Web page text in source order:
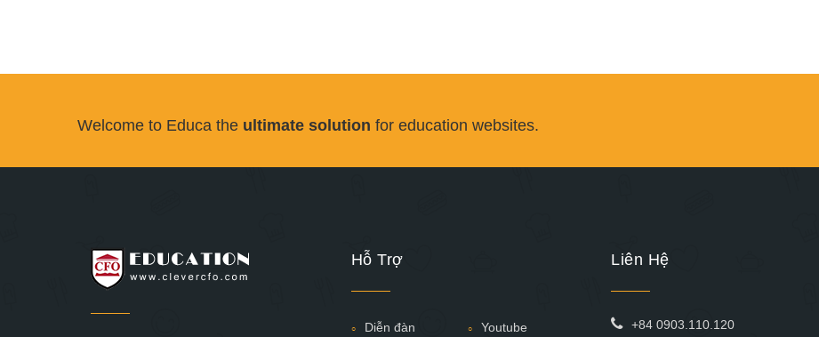
Welcome to Educa the ultimate solution for education websites.
Hỗ Trợ
Diễn đàn Youtube
Liên Hệ
+84 0903.110.120